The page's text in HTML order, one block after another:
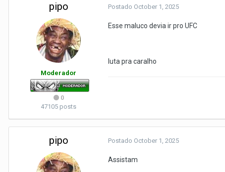
pipo
Moderador
0
47105 posts
Postado October 1, 2025
Esse maluco devia ir pro UFC
luta pra caralho
pipo Postado October 1, 2025
Assistam